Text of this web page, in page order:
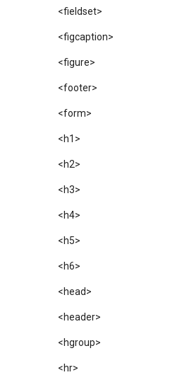
<fieldset>
<figcaption>
<figure>
<footer>
<form>
<h1>
<h2>
<h3>
<h4>
<h5>
<h6>
<head>
<header>
<hgroup>
<hr>